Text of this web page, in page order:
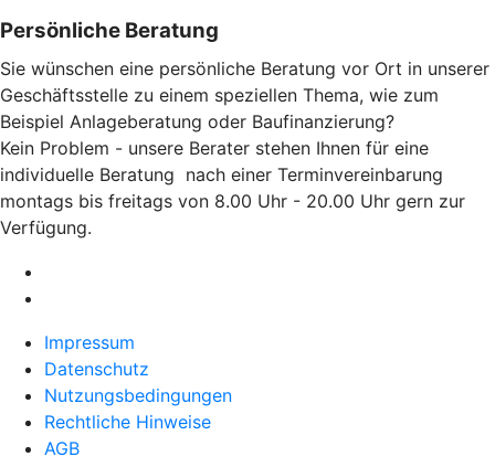
Persönliche Beratung
Sie wünschen eine persönliche Beratung vor Ort in unserer
Geschäftsstelle zu einem speziellen Thema, wie zum
Beispiel Anlageberatung oder Baufinanzierung?
Kein Problem - unsere Berater stehen Ihnen für eine
individuelle Beratung nach einer Terminvereinbarung
montags bis freitags von 8.00 Uhr - 20.00 Uhr gern zur
Verfügung.
Impressum
Datenschutz
Nutzungsbedingungen
Rechtliche Hinweise
AGB